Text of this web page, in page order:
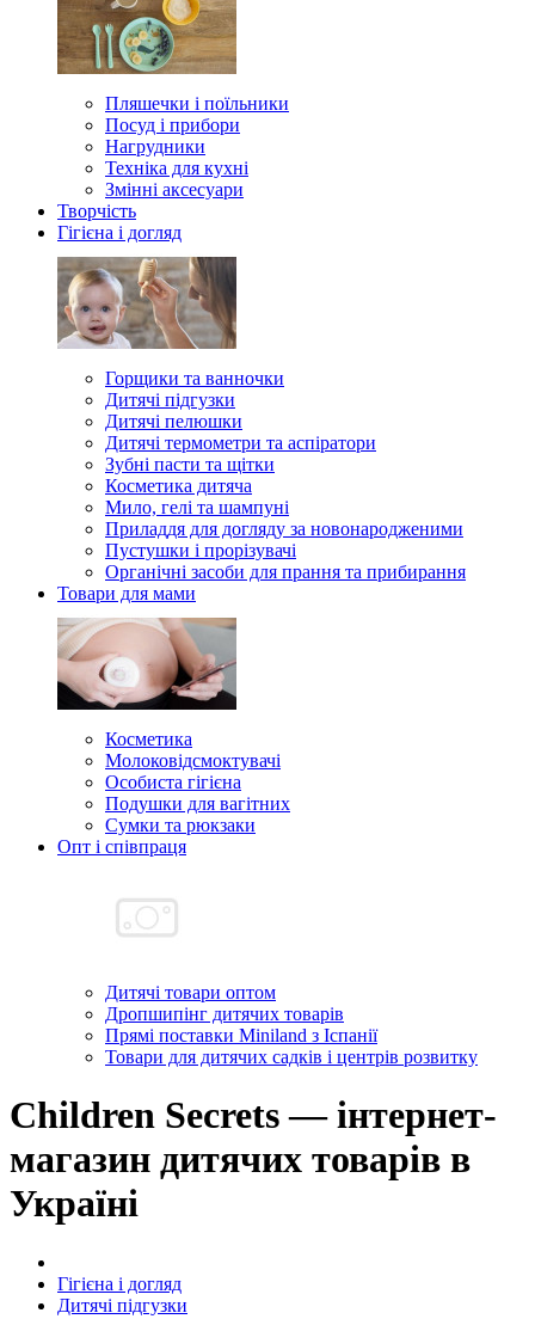
Пляшечки і поїльники
Посуд і прибори
Нагрудники
Техніка для кухні
Змінні аксесуари
Творчість
Гігієна і догляд
Горщики та ванночки
Дитячі підгузки
Дитячі пелюшки
Дитячі термометри та аспіратори
Зубні пасти та щітки
Косметика дитяча
Мило, гелі та шампуні
Приладдя для догляду за новонародженими
Пустушки і прорізувачі
Органічні засоби для прання та прибирання
Товари для мами
Косметика
Молоковідсмоктувачі
Особиста гігієна
Подушки для вагітних
Сумки та рюкзаки
Опт і співпраця
Дитячі товари оптом
Дропшипінг дитячих товарів
Прямі поставки Miniland з Іспанії
Товари для дитячих садків і центрів розвитку
Children Secrets — інтернет-
магазин дитячих товарів в
Україні
Гігієна і догляд
Дитячі підгузки